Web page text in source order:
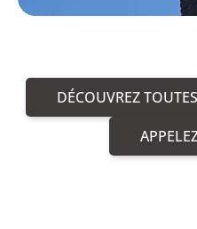
DÉCOUVREZ